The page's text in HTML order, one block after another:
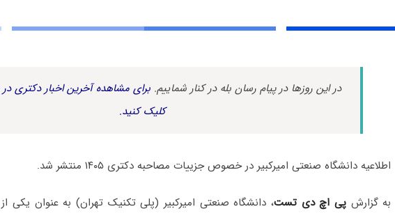
در این روزها در پیام رسان بله در کنار شماییم. برای مشاهده آخرین اخبار دکتری در
کلیک کنید.
اطلاعیه دانشگاه صنعتی امیرکبیر در خصوص جزییات مصاحبه دکتری ۱۴۰۵ منتشر شد.
به گزارش پی اچ دی تست، دانشگاه صنعتی امیرکبیر (پلی تکنیک تهران) به عنوان یکی